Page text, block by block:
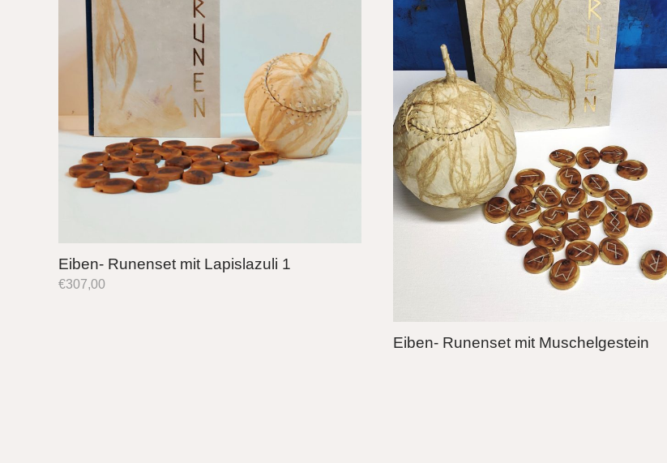
Eiben- Runenset mit Lapislazuli 1
€307,00
Eiben- Runenset mit Muschelgestein